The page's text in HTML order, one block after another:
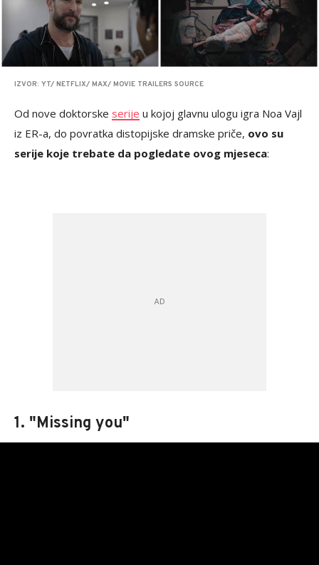
IZVOR: YT/ NETFLIX/ MAX/ MOVIE TRAILERS SOURCE
Od nove doktorske serije u kojoj glavnu ulogu igra Noa Vajl
iz ER-a, do povratka distopijske dramske priče, ovo su
serije koje trebate da pogledate ovog mjeseca:
1. "Missing you"